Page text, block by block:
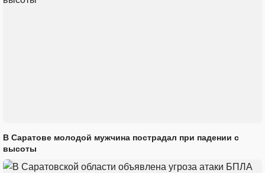
В Саратове молодой мужчина пострадал при падении с
высоты